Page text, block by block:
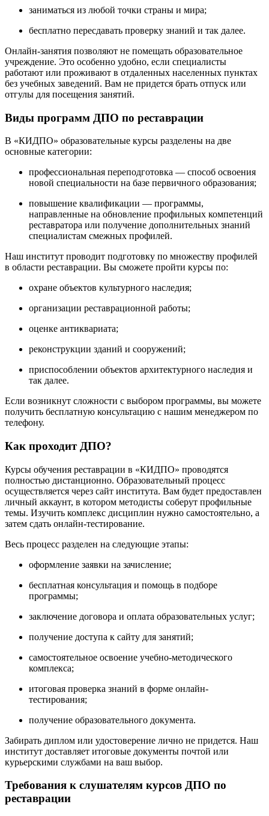
заниматься из любой точки страны и мира;
бесплатно пересдавать проверку знаний и так далее.
Онлайн-занятия позволяют не помещать образовательное
учреждение. Это особенно удобно, если специалисты
работают или проживают в отдаленных населенных пунктах
без учебных заведений. Вам не придется брать отпуск или
отгулы для посещения занятий.
Виды программ ДПО по реставрации
В «КИДПО» образовательные курсы разделены на две
основные категории:
профессиональная переподготовка — способ освоения
новой специальности на базе первичного образования;
повышение квалификации — программы,
направленные на обновление профильных компетенций
реставратора или получение дополнительных знаний
специалистам смежных профилей.
Наш институт проводит подготовку по множеству профилей
в области реставрации. Вы сможете пройти курсы по:
охране объектов культурного наследия;
организации реставрационной работы;
оценке антиквариата;
реконструкции зданий и сооружений;
приспособлении объектов архитектурного наследия и
так далее.
Если возникнут сложности с выбором программы, вы можете
получить бесплатную консультацию с нашим менеджером по
телефону.
Как проходит ДПО?
Курсы обучения реставрации в «КИДПО» проводятся
полностью дистанционно. Образовательный процесс
осуществляется через сайт института. Вам будет предоставлен
личный аккаунт, в котором методисты соберут профильные
темы. Изучить комплекс дисциплин нужно самостоятельно, а
затем сдать онлайн-тестирование.
Весь процесс разделен на следующие этапы:
оформление заявки на зачисление;
бесплатная консультация и помощь в подборе
программы;
заключение договора и оплата образовательных услуг;
получение доступа к сайту для занятий;
самостоятельное освоение учебно-методического
комплекса;
итоговая проверка знаний в форме онлайн-
тестирования;
получение образовательного документа.
Забирать диплом или удостоверение лично не придется. Наш
институт доставляет итоговые документы почтой или
курьерскими службами на ваш выбор.
Требования к слушателям курсов ДПО по
реставрации